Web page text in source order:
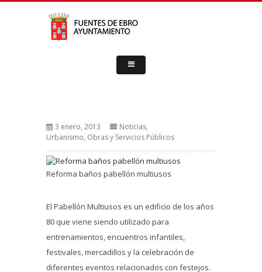
3 enero, 2013 Noticias,
Urbanismo, Obras y Servicios Públicos
Reforma baños pabellón multiusos
El Pabellón Multiusos es un edificio de los años
80 que viene siendo utilizado para
entrenamientos, encuentros infantiles,
festivales, mercadillos y la celebración de
diferentes eventos relacionados con festejos.